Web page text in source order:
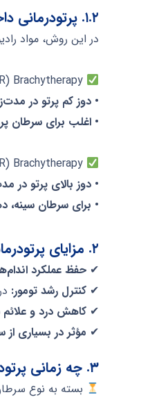
۱.۲. پرتودرمانی داخلی (Brachytherapy)
در این روش، مواد
Low-Dose Rate (LDR) Brachytherapy
• دوز کم پرتو در
• اغلب برای سرطان
High-Dose Rate (HDR) Brachytherapy
• دوز بالای پرتو در
• برای سرطان سینه،
۲. مزایای پرتودرمانی
✔ حفظ عملکرد
✔ کنترل رشد تومور:
✔ کاهش درد و
✔ مؤثر در بسیاری از
۳. چه زمانی پرتودرمانی انجام می‌شود؟
بسته به نوع